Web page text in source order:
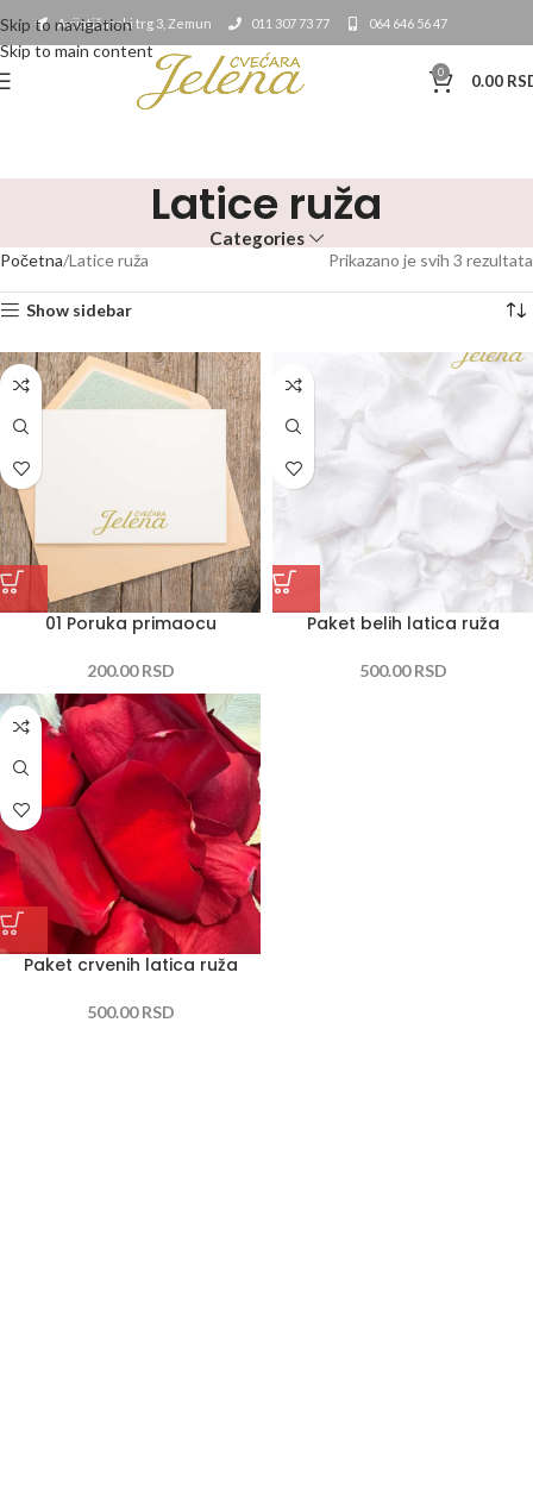
Skip to navigation
Skip to main content
Avijatičarski trg 3, Zemun 011 307 73 77 064 646 56 47
0 0.00
Latice ruža
Categories
Početna Latice ruža Prikazano je svih 3 rezultata
Show sidebar
01 Poruka primaocu
200.00RSD
Paket belih latica ruža
500.00RSD
Paket crvenih latica ruža
500.00RSD